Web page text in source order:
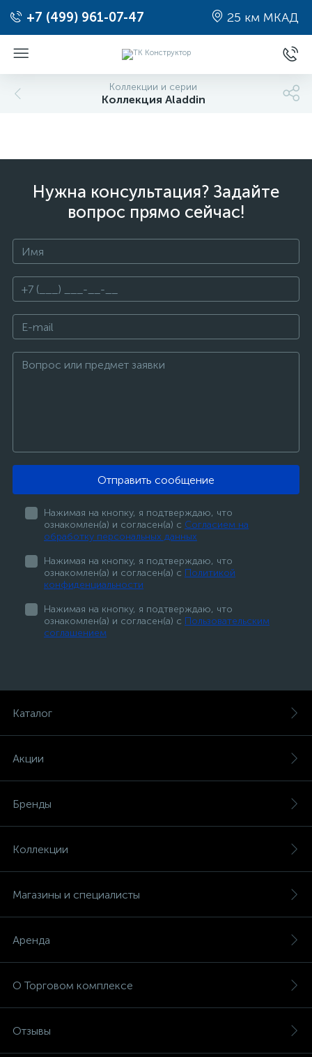
+7 (499) 961-07-47 25 км МКАД
Коллекции и серии
Коллекция Aladdin
Нужна консультация? Задайте
вопрос прямо сейчас!
Отправить сообщение
Нажимая на кнопку, я подтверждаю, что
ознакомлен(а) и согласен(а) с Согласием на
обработку персональных данных
Нажимая на кнопку, я подтверждаю, что
ознакомлен(а) и согласен(а) с Политикой
конфиденциальности
Нажимая на кнопку, я подтверждаю, что
ознакомлен(а) и согласен(а) с Пользовательским
соглашением
Каталог
Акции
Бренды
Коллекции
Магазины и специалисты
Аренда
О Торговом комплексе
Отзывы